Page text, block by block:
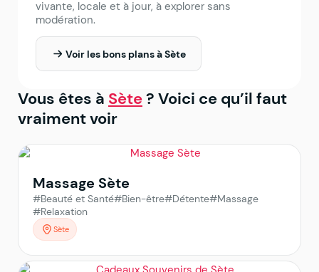
vivante, locale et à jour, à explorer sans
modération.
Voir les bons plans à Sète
Vous êtes à Sète? Voici ce qu’il faut
vraiment voir
Massage Sète
#Beauté et Santé#Bien-être#Détente#Massage
#Relaxation
Sète